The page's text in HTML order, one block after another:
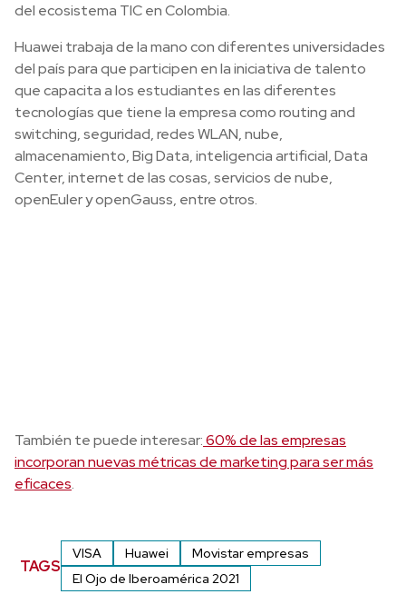
del ecosistema TIC en Colombia.
Huawei trabaja de la mano con diferentes universidades
del país para que participen en la iniciativa de talento
que capacita a los estudiantes en las diferentes
tecnologías que tiene la empresa como routing and
switching, seguridad, redes WLAN, nube,
almacenamiento, Big Data, inteligencia artificial, Data
Center, internet de las cosas, servicios de nube,
openEuler y openGauss, entre otros.
También te puede interesar:60% de las empresas
incorporan nuevas métricas de marketing para ser más
eficaces.
TAGS
VISA Huawei
Movistar empresas
El Ojo de Iberoamérica 2021